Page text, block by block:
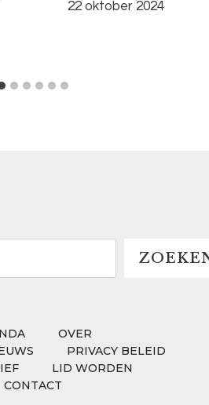
22 oktober 2024
OVER
PRIVACY BELEID
LID WORDEN
CONTACT